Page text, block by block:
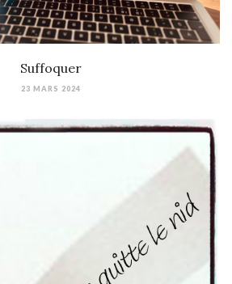
Suffoquer
23 MARS 2024